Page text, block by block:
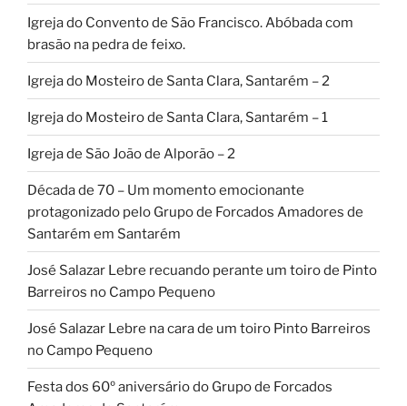
Igreja do Convento de São Francisco. Abóbada com
brasão na pedra de feixo.
Igreja do Mosteiro de Santa Clara, Santarém – 2
Igreja do Mosteiro de Santa Clara, Santarém – 1
Igreja de São João de Alporão – 2
Década de 70 – Um momento emocionante
protagonizado pelo Grupo de Forcados Amadores de
Santarém em Santarém
José Salazar Lebre recuando perante um toiro de Pinto
Barreiros no Campo Pequeno
José Salazar Lebre na cara de um toiro Pinto Barreiros
no Campo Pequeno
Festa dos 60º aniversário do Grupo de Forcados